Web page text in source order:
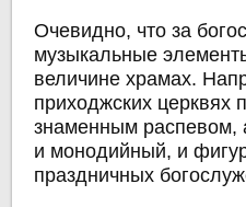
Очевидно, что за
музыкальные
величине храмах.
приходжских церквях
знаменным распевом,
и монодийный, и
праздничных